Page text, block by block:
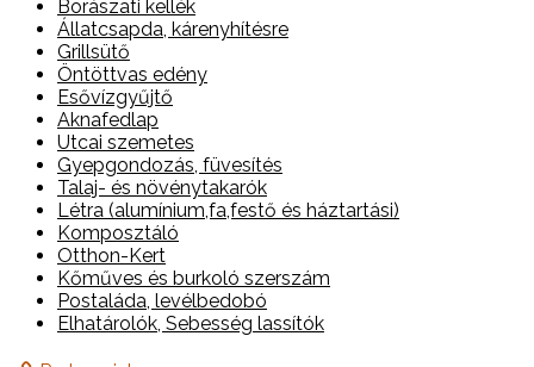
Borászati kellék
Állatcsapda, kárenyhítésre
Grillsütő
Öntöttvas edény
Esővízgyűjtő
Aknafedlap
Utcai szemetes
Gyepgondozás, füvesítés
Talaj- és növénytakarók
Létra (alumínium,fa,festő és háztartási)
Komposztáló
Otthon-Kert
Kőműves és burkoló szerszám
Postaláda, levélbedobó
Elhatárolók, Sebesség lassítók